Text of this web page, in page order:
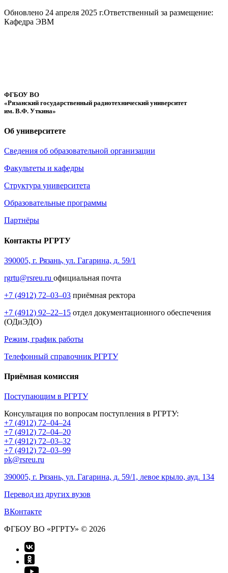
Обновлено 24 апреля 2025 г.Ответственный за размещение:
Кафедра ЭВМ
ФГБОУ ВО
«Рязанский государственный радиотехнический университет
им. В.Ф. Уткина»
Об университете
Сведения об образовательной организации
Факультеты и кафедры
Структура университета
Образовательные программы
Партнёры
Контакты РГРТУ
390005, г. Рязань, ул. Гагарина, д. 59/1
rgrtu@rsreu.ru официальная почта
+7 (4912) 72–03–03 приёмная ректора
+7 (4912) 92–22–15 отдел документационного обеспечения
(ОДиЭДО)
Режим, график работы
Телефонный справочник РГРТУ
Приёмная комиссия
Поступающим в РГРТУ
Консультация по вопросам поступления в РГРТУ:
+7 (4912) 72–04–24
+7 (4912) 72–04–20
+7 (4912) 72–03–32
+7 (4912) 72–03–99
pk@rsreu.ru
390005, г. Рязань, ул. Гагарина, д. 59/1, левое крыло, ауд. 134
Перевод из других вузов
ВКонтакте
ФГБОУ ВО «РГРТУ» © 2026